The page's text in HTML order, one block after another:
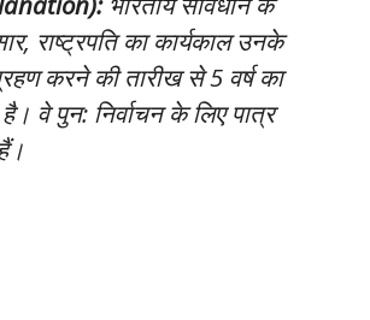
राष्ट्रपति का कार्यकाल उनके
करने की तारीख से 5 वर्ष का
है। वे पुन: निर्वाचन के लिए पात्र